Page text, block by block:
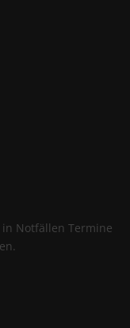
in Notfällen Termine